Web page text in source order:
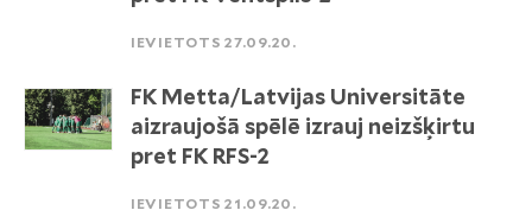
IEVIETOTS 27.09.20.
FK Metta/Latvijas Universitāte
aizraujošā spēlē izrauj neizšķirtu
pret FK RFS-2
IEVIETOTS 21.09.20.